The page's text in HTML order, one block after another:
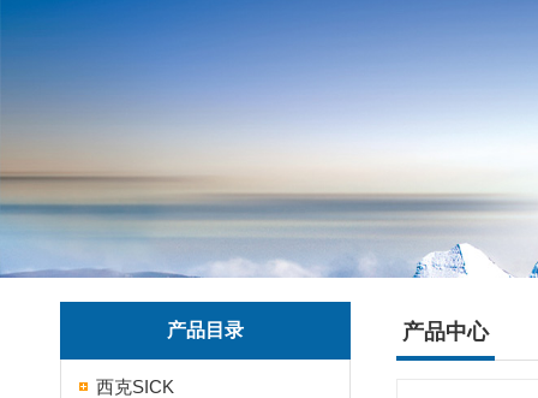
产品目录
西克SICK
产品中心